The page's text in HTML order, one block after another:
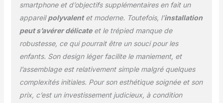
outils en quelques
minutes. Livré avec un
viseur à réticule 5x24 qui
facilite la localisation des
cibles. Parfait pour les
premiers acheteurs de
télescopes , un cadeau
éclairant pour aider à
favoriser l'amour de
smartphone et d’objectifs supplémentaires en fait un
appareilpolyvalentet moderne. Toutefois, l’installation
peut s’avérer délicateet le trépied manque de
robustesse, ce qui pourrait être un souci pour les
enfants. Son design léger facilite le maniement, et
l’assemblage est relativement simple malgré quelques
complexités initiales. Pour son esthétique soignée et son
prix, c’est un investissement judicieux, à condition